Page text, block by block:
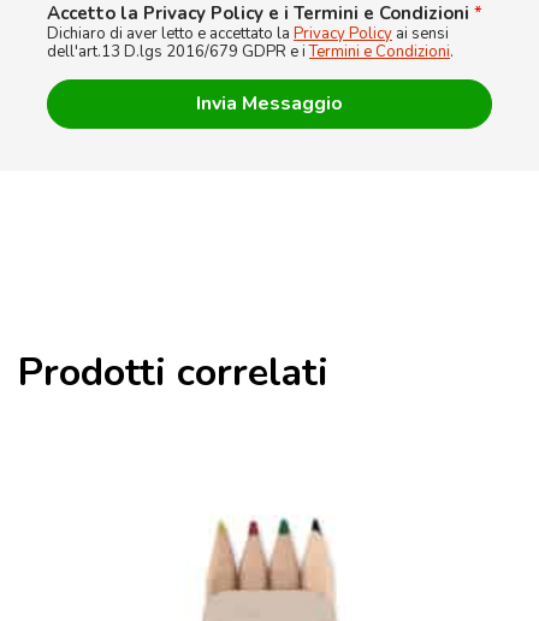
Accetto la Privacy Policy e i Termini e Condizioni *
Dichiaro di aver letto e accettato la Privacy Policy ai sensi
dell'art.13 D.lgs 2016/679 GDPR e iTermini e Condizioni.
Prodotti correlati